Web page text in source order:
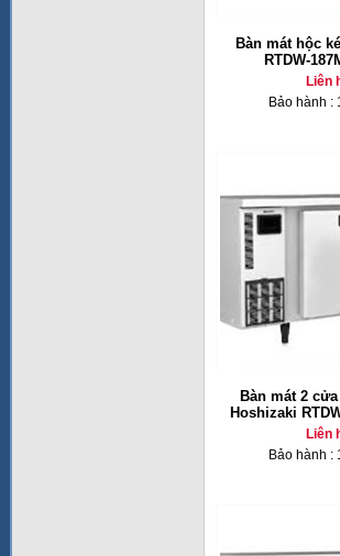
Bàn mát hộc
RTDW-
Liên
Bảo hành :
Bàn mát 2
Hoshizaki
Liên
Bảo hành :